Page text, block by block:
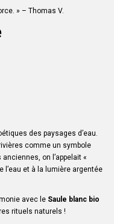
» – Thomas V.
des paysages d’eau.
comme un symbole
on l’appelait «
l’eau et à la lumière argentée
avec le Saule blanc bio
rituels naturels !